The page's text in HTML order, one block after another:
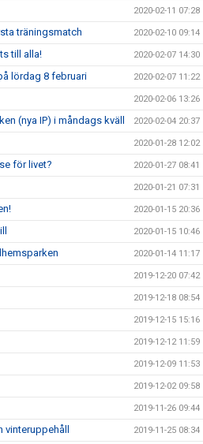
2020-02-11 07:28
träningsmatch 2020-02-10 09:14
till alla! 2020-02-07 14:30
lördag 8 februari 2020-02-07 11:22
2020-02-06 13:26
(nya IP) i måndags kväll 2020-02-04 20:37
2020-01-28 12:02
för livet? 2020-01-27 08:41
2020-01-21 07:31
2020-01-15 20:36
2020-01-15 10:46
2020-01-14 11:17
2019-12-20 07:42
2019-12-18 08:54
2019-12-15 15:16
2019-12-12 11:59
2019-12-09 11:53
2019-12-02 09:58
2019-11-26 09:44
vinteruppehåll 2019-11-25 08:34